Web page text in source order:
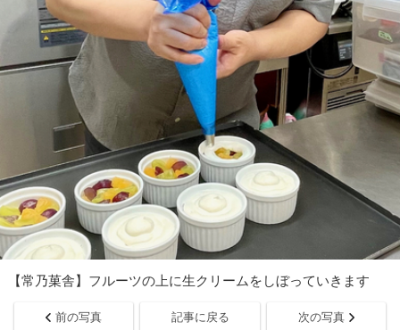
【常乃菓舎】フルーツの上に生クリームをしぼっていきます
前の写真 記事に戻る 次の写真